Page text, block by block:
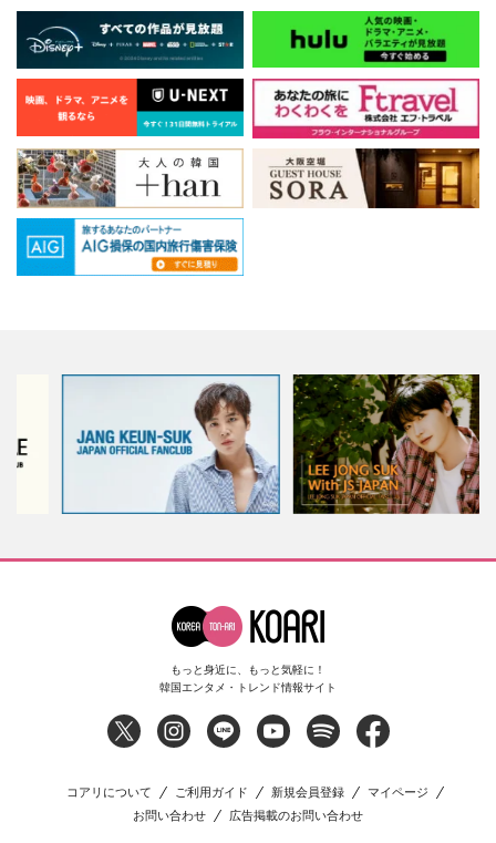
もっと身近に、もっと気軽に！
韓国エンタメ・トレンド情報サイト
コアリについて ご利用ガイド 新規会員登録
マイページ
お問い合わせ
広告掲載のお問い合わせ